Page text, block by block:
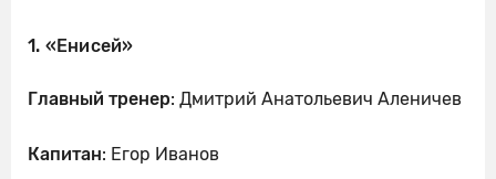
1. «Енисей»
Главный тренер: Дмитрий Анатольевич Аленичев
Капитан: Егор Иванов